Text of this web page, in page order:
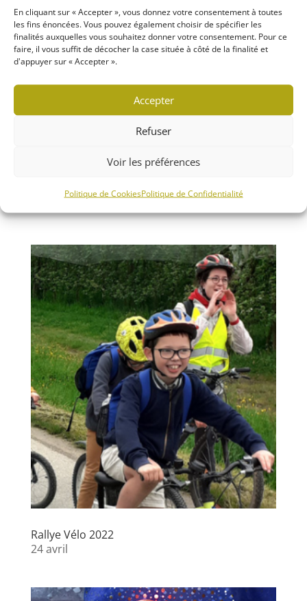
En cliquant sur « Accepter », vous donnez votre consentement à toutes
les fins énoncées. Vous pouvez également choisir de spécifier les
finalités auxquelles vous souhaitez donner votre consentement. Pour ce
faire, il vous suffit de décocher la case située à côté de la finalité et
d'appuyer sur « Accepter ».
Accepter
Refuser
Voir les préférences
Politique de CookiesPolitique de Confidentialité
Rallye Vélo 2023
Rallye Vélo 2022
24 avril